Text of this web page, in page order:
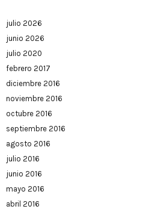
julio 2026
junio 2026
julio 2020
febrero 2017
diciembre 2016
noviembre 2016
octubre 2016
septiembre 2016
agosto 2016
julio 2016
junio 2016
mayo 2016
abril 2016